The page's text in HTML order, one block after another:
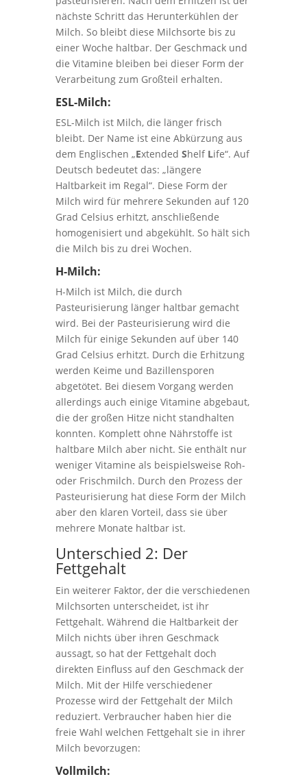
nächste Schritt das Herunterkühlen der
Milch. So bleibt diese Milchsorte bis zu
einer Woche haltbar. Der Geschmack und
die Vitamine bleiben bei dieser Form der
Verarbeitung zum Großteil erhalten.
ESL-Milch:
ESL-Milch ist Milch, die länger frisch
bleibt. Der Name ist eine Abkürzung aus
dem Englischen „Extended Shelf Life“. Auf
Deutsch bedeutet das: „längere
Haltbarkeit im Regal“. Diese Form der
Milch wird für mehrere Sekunden auf 120
Grad Celsius erhitzt, anschließende
homogenisiert und abgekühlt. So hält sich
die Milch bis zu drei Wochen.
H-Milch:
H-Milch ist Milch, die durch
Pasteurisierung länger haltbar gemacht
wird. Bei der Pasteurisierung wird die
Milch für einige Sekunden auf über 140
Grad Celsius erhitzt. Durch die Erhitzung
werden Keime und Bazillensporen
abgetötet. Bei diesem Vorgang werden
allerdings auch einige Vitamine abgebaut,
die der großen Hitze nicht standhalten
konnten. Komplett ohne Nährstoffe ist
haltbare Milch aber nicht. Sie enthält nur
weniger Vitamine als beispielsweise Roh-
oder Frischmilch. Durch den Prozess der
Pasteurisierung hat diese Form der Milch
aber den klaren Vorteil, dass sie über
mehrere Monate haltbar ist.
Unterschied 2: Der
Fettgehalt
Ein weiterer Faktor, der die verschiedenen
Milchsorten unterscheidet, ist ihr
Fettgehalt. Während die Haltbarkeit der
Milch nichts über ihren Geschmack
aussagt, so hat der Fettgehalt doch
direkten Einfluss auf den Geschmack der
Milch. Mit der Hilfe verschiedener
Prozesse wird der Fettgehalt der Milch
reduziert. Verbraucher haben hier die
freie Wahl welchen Fettgehalt sie in ihrer
Milch bevorzugen:
Vollmilch: